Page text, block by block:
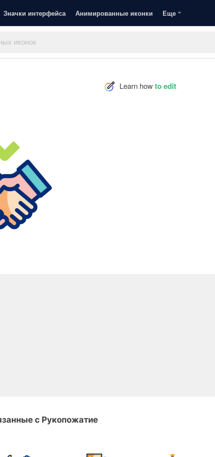
Значки интерфейса Анимированные иконки Еще
Learn howto edit
с Рукопожатие